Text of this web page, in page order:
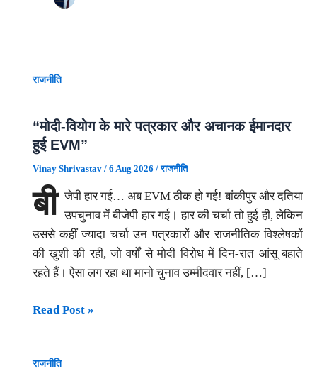
राजनीति
“मोदी-वियोग के मारे पत्रकार और अचानक ईमानदार
हुई EVM”
Vinay Shrivastav / 6 Aug 2026 /राजनीति
बी जेपी हार गई… अब EVM ठीक हो गई! बांकीपुर और दतिया
उपचुनाव में बीजेपी हार गई। हार की चर्चा तो हुई ही, लेकिन
उससे कहीं ज्यादा चर्चा उन पत्रकारों और राजनीतिक विश्लेषकों
की खुशी की रही, जो वर्षों से मोदी विरोध में दिन-रात आंसू बहाते
रहते हैं। ऐसा लग रहा था मानो चुनाव उम्मीदवार नहीं, […]
“मोदी-
मारे
Read Post »
राजनीति